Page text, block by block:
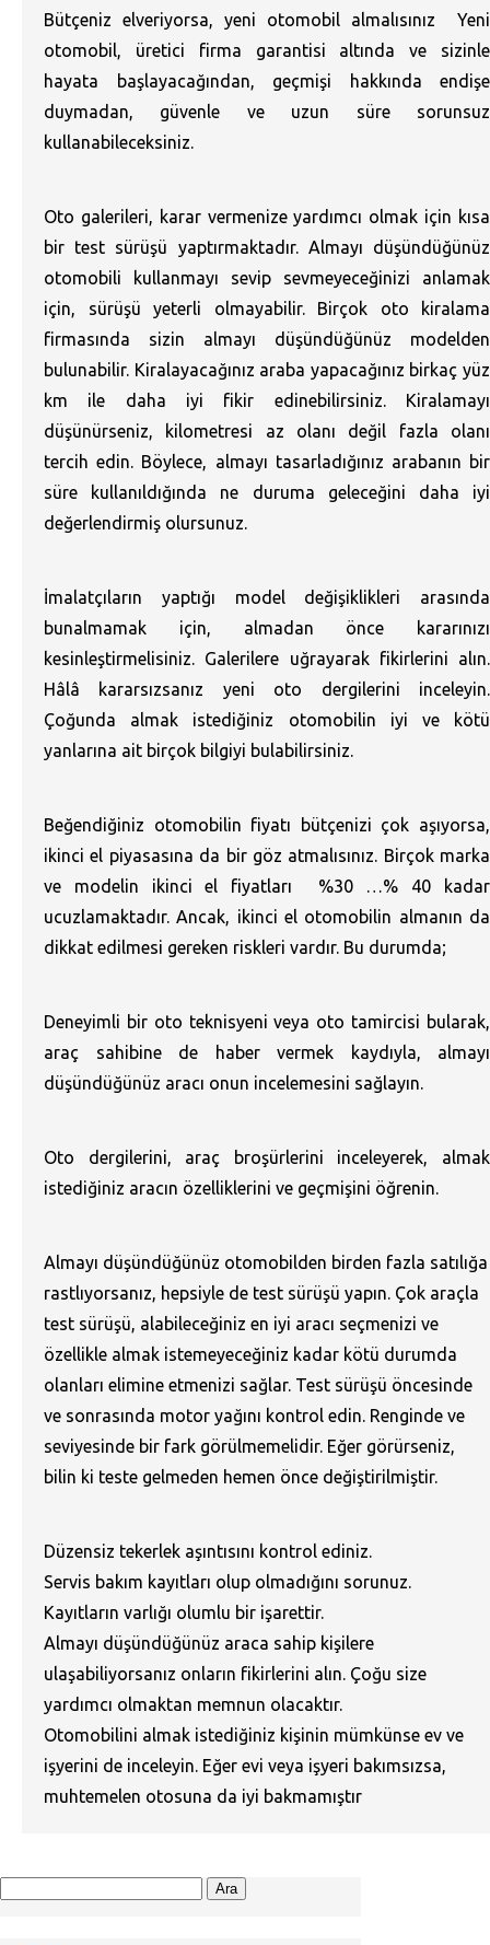
Bütçeniz elveriyorsa, yeni otomobil almalısınız Yeni
otomobil, üretici firma garantisi altında ve sizinle
hayata başlayacağından, geçmişi hakkında endişe
duymadan, güvenle ve uzun süre sorunsuz
kullanabileceksiniz.
Oto galerileri, karar vermenize yardımcı olmak için kısa
bir test sürüşü yaptırmaktadır. Almayı düşündüğünüz
otomobili kullanmayı sevip sevmeyeceğinizi anlamak
için, sürüşü yeterli olmayabilir. Birçok oto kiralama
firmasında sizin almayı düşündüğünüz modelden
bulunabilir. Kiralayacağınız araba yapacağınız birkaç yüz
km ile daha iyi fikir edinebilirsiniz. Kiralamayı
düşünürseniz, kilometresi az olanı değil fazla olanı
tercih edin. Böylece, almayı tasarladığınız arabanın bir
süre kullanıldığında ne duruma geleceğini daha iyi
değerlendirmiş olursunuz.
İmalatçıların yaptığı model değişiklikleri arasında
bunalmamak için, almadan önce kararınızı
kesinleştirmelisiniz. Galerilere uğrayarak fikirlerini alın.
Hâlâ kararsızsanız yeni oto dergilerini inceleyin.
Çoğunda almak istediğiniz otomobilin iyi ve kötü
yanlarına ait birçok bilgiyi bulabilirsiniz.
Beğendiğiniz otomobilin fiyatı bütçenizi çok aşıyorsa,
ikinci el piyasasına da bir göz atmalısınız. Birçok marka
ve modelin ikinci el fiyatları %30 …% 40 kadar
ucuzlamaktadır. Ancak, ikinci el otomobilin almanın da
dikkat edilmesi gereken riskleri vardır. Bu durumda;
Deneyimli bir oto teknisyeni veya oto tamircisi bularak,
araç sahibine de haber vermek kaydıyla, almayı
düşündüğünüz aracı onun incelemesini sağlayın.
Oto dergilerini, araç broşürlerini inceleyerek, almak
istediğiniz aracın özelliklerini ve geçmişini öğrenin.
Almayı düşündüğünüz otomobilden birden fazla satılığa
rastlıyorsanız, hepsiyle de test sürüşü yapın. Çok araçla
test sürüşü, alabileceğiniz en iyi aracı seçmenizi ve
özellikle almak istemeyeceğiniz kadar kötü durumda
olanları elimine etmenizi sağlar. Test sürüşü öncesinde
ve sonrasında motor yağını kontrol edin. Renginde ve
seviyesinde bir fark görülmemelidir. Eğer görürseniz,
bilin ki teste gelmeden hemen önce değiştirilmiştir.
Düzensiz tekerlek aşıntısını kontrol ediniz.
Servis bakım kayıtları olup olmadığını sorunuz.
Kayıtların varlığı olumlu bir işarettir.
Almayı düşündüğünüz araca sahip kişilere
ulaşabiliyorsanız onların fikirlerini alın. Çoğu size
yardımcı olmaktan memnun olacaktır.
Otomobilini almak istediğiniz kişinin mümkünse ev ve
işyerini de inceleyin. Eğer evi veya işyeri bakımsızsa,
muhtemelen otosuna da iyi bakmamıştır
Arama: